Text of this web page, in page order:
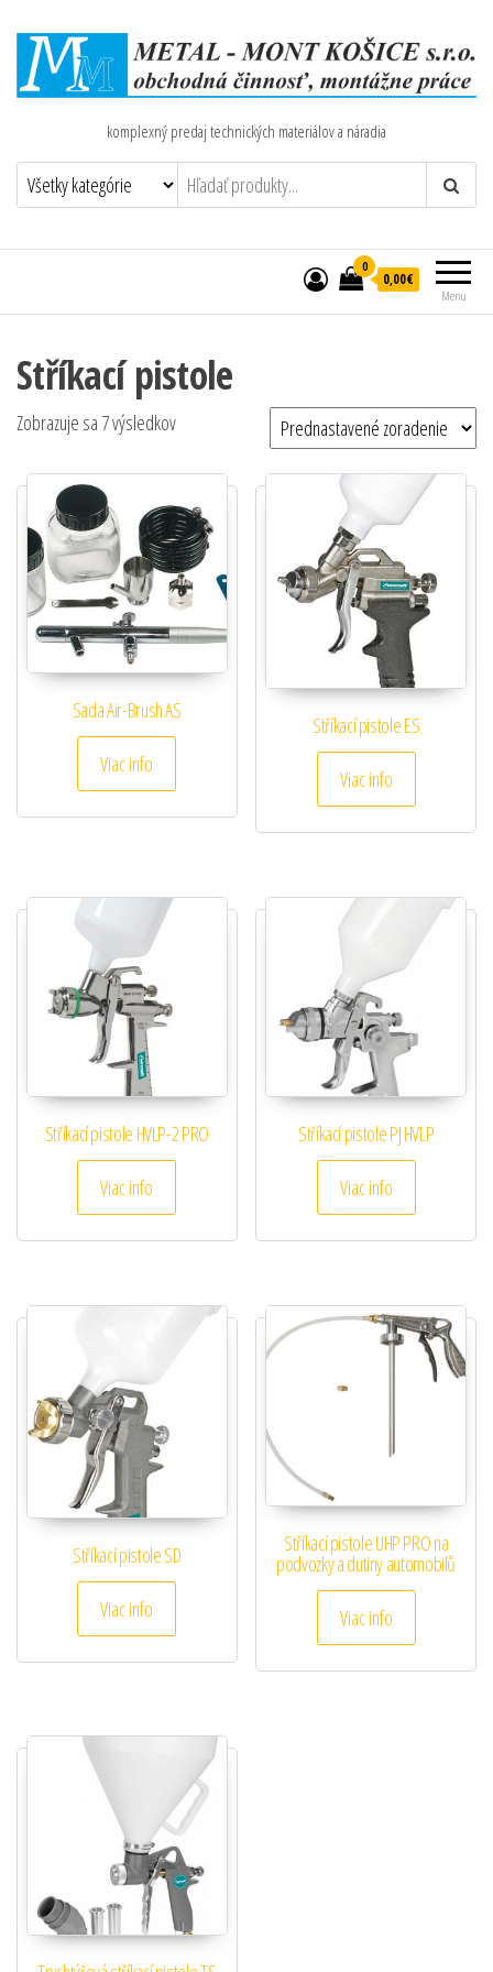
komplexný predaj technických materiálov a náradia
Menu
0
0,00€
Stříkací pistole
Zobrazuje sa 7 výsledkov
Sada Air-Brush AS
Viac info
Stříkací pistole ES
Viac info
Stříkací pistole HVLP-2 PRO
Viac info
Stříkací pistole PJ HVLP
Viac info
Stříkací pistole SD
Viac info
Stříkací pistole UHP PRO na
podvozky a dutiny automobilů
Viac info